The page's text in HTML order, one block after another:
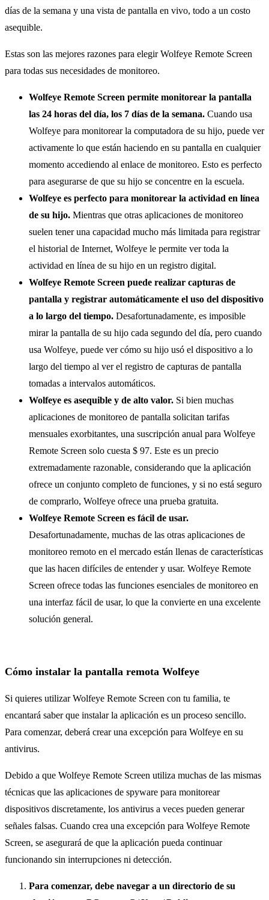
días de la semana y una vista de pantalla en vivo, todo a un costo
asequible.
Estas son las mejores razones para elegir Wolfeye Remote Screen
para todas sus necesidades de monitoreo.
Wolfeye Remote Screen permite monitorear la pantalla
las 24 horas del día, los 7 días de la semana. Cuando usa
Wolfeye para monitorear la computadora de su hijo, puede ver
activamente lo que están haciendo en su pantalla en cualquier
momento accediendo al enlace de monitoreo. Esto es perfecto
para asegurarse de que su hijo se concentre en la escuela.
Wolfeye es perfecto para monitorear la actividad en línea
de su hijo. Mientras que otras aplicaciones de monitoreo
suelen tener una capacidad mucho más limitada para registrar
el historial de Internet, Wolfeye le permite ver toda la
actividad en línea de su hijo en un registro digital.
Wolfeye Remote Screen puede realizar capturas de
pantalla y registrar automáticamente el uso del dispositivo
a lo largo del tiempo. Desafortunadamente, es imposible
mirar la pantalla de su hijo cada segundo del día, pero cuando
usa Wolfeye, puede ver cómo su hijo usó el dispositivo a lo
largo del tiempo al ver el registro de capturas de pantalla
tomadas a intervalos automáticos.
Wolfeye es asequible y de alto valor. Si bien muchas
aplicaciones de monitoreo de pantalla solicitan tarifas
mensuales exorbitantes, una suscripción anual para Wolfeye
Remote Screen solo cuesta $ 97. Este es un precio
extremadamente razonable, considerando que la aplicación
ofrece un conjunto completo de funciones, y si no está seguro
de comprarlo, Wolfeye ofrece una prueba gratuita.
Wolfeye Remote Screen es fácil de usar.
Desafortunadamente, muchas de las otras aplicaciones de
monitoreo remoto en el mercado están llenas de características
que las hacen difíciles de entender y usar. Wolfeye Remote
Screen ofrece todas las funciones esenciales de monitoreo en
una interfaz fácil de usar, lo que la convierte en una excelente
solución general.
Cómo instalar la pantalla remota Wolfeye
Si quieres utilizar Wolfeye Remote Screen con tu familia, te
encantará saber que instalar la aplicación es un proceso sencillo.
Para comenzar, deberá crear una excepción para Wolfeye en su
antivirus.
Debido a que Wolfeye Remote Screen utiliza muchas de las mismas
técnicas que las aplicaciones de spyware para monitorear
dispositivos discretamente, los antivirus a veces pueden generar
señales falsas. Cuando crea una excepción para Wolfeye Remote
Screen, se asegurará de que la aplicación pueda continuar
funcionando sin interrupciones ni detección.
Para comenzar, debe navegar a un directorio de su